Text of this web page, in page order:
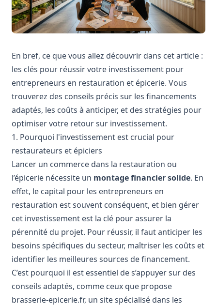
En bref, ce que vous allez découvrir dans cet article :
les clés pour réussir votre investissement pour
entrepreneurs en restauration et épicerie. Vous
trouverez des conseils précis sur les financements
adaptés, les coûts à anticiper, et des stratégies pour
optimiser votre retour sur investissement.
1. Pourquoi l'investissement est crucial pour
restaurateurs et épiciers
Lancer un commerce dans la restauration ou
l’épicerie nécessite un montage financier solide. En
effet, le capital pour les entrepreneurs en
restauration est souvent conséquent, et bien gérer
cet investissement est la clé pour assurer la
pérennité du projet. Pour réussir, il faut anticiper les
besoins spécifiques du secteur, maîtriser les coûts et
identifier les meilleures sources de financement.
C’est pourquoi il est essentiel de s’appuyer sur des
conseils adaptés, comme ceux que propose
brasserie-epicerie.fr, un site spécialisé dans les